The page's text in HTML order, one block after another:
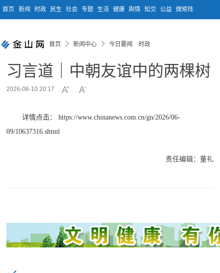
首页 新闻 时政 民生 社会 专题 生活 健康 舆情 知交 公益 微矩阵
首页 新闻中心 今日要闻 时政
习言道｜中朝友谊中的两棵树
2026-06-10 20:17
详情点击：
https://www.chinanews.com.cn/gn/2026/06-
09/10637316.shtml
责任编辑：董礼